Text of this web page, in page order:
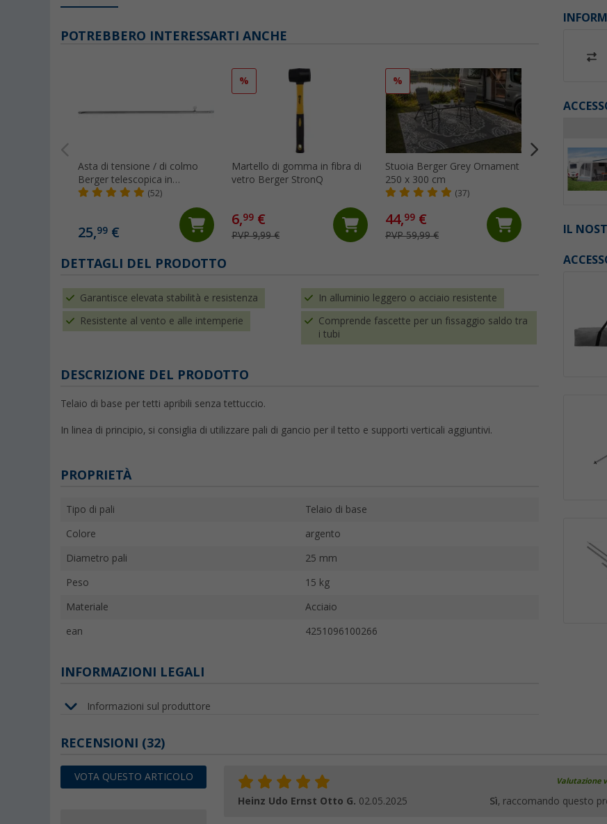
IL
POTREBBERO INTERESSARTI ANCHE
Asta di tensione / di colmo
Berger telescopica in
alluminio 110 - 200 cm
(52)
25,99 €
%
Martello di gomma in fibra di
vetro Berger StronQ
6,99 €
PVP 9,99 €
%
Stuoia Berger Grey Ornament
250 x 300 cm
(37)
44,99 €
PVP 59,99 €
Stuoia Berger
x 400 cm
PVP 74,99 €
DETTAGLI DEL PRODOTTO
Garantisce elevata stabilità e resistenza In alluminio leggero o acciaio resistente
Resistente al vento e alle intemperie
Comprende fascette per un fissaggio saldo tra
i tubi
DESCRIZIONE DEL PRODOTTO
Telaio di base per tetti apribili senza tettuccio.
In linea di principio, si consiglia di utilizzare pali di gancio per il tetto e supporti verticali aggiuntivi.
PROPRIETÀ
Tipo di pali Telaio di base
Colore argento
Diametro pali 25 mm
Peso 15 kg
Materiale Acciaio
ean 4251096100266
INFORMAZIONI LEGALI
Informazioni sul produttore
RECENSIONI (32)
VOTA QUESTO ARTICOLO Valutazione
Heinz Udo Ernst Otto G. 02.05.2025 Sì, raccomando questo